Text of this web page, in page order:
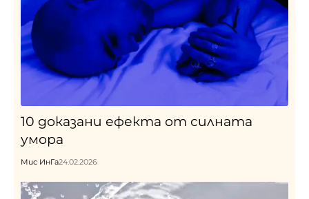
10 доказани ефекта от силната
умора
Мис ИнГа24.02.2026